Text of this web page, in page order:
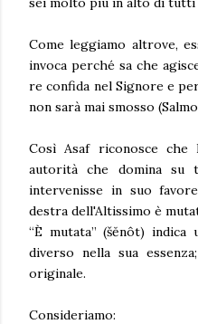
Come leggiamo altrove,
invoca perché sa che
re confida nel Signore e
non sarà mai smosso (Salmo
Così Asaf riconosce che
autorità che domina su
intervenisse in suo
destra dell'Altissimo è
“È mutata” (šĕnôt) indica
diverso nella sua
originale.
Consideriamo: